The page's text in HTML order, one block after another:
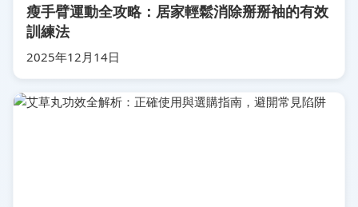
瘦手臂運動全攻略：居家輕鬆消除掰掰袖的有效
訓練法
2025年12月14日